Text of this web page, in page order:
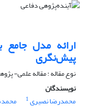
ارائه مدل جامع
پیش‌نگری
نوع مقاله : مقاله علمی-
نویسندگان
محمدرضا نصیری1